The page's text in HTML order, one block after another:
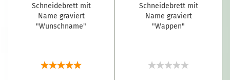
Schneidebrett mit
Name graviert
"Wunschname"
Schneidebrett mit
Name graviert
"Wappen"